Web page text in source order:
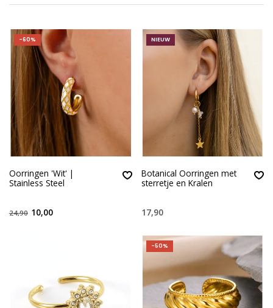
-60%
Oorringen 'Wit' |
Stainless Steel
24,90 10,00
NIEUW
Botanical Oorringen met
sterretje en Kralen
17,90
-50%